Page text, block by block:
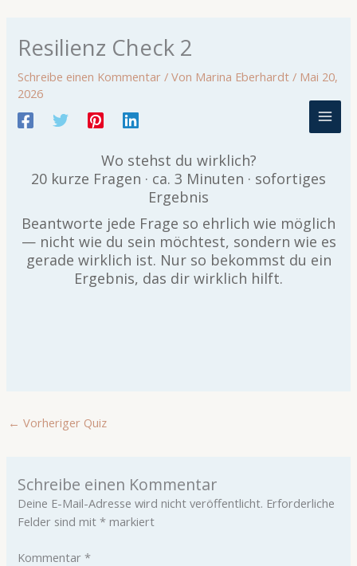
InhaltResilienz Check 2
Schreibe einen Kommentar / Von Marina Eberhardt/ Mai 20,
2026
Wo stehst du wirklich?
20 kurze Fragen · ca. 3 Minuten · sofortiges
Ergebnis
Beantworte jede Frage so ehrlich wie möglich
— nicht wie du sein möchtest, sondern wie es
gerade wirklich ist. Nur so bekommst du ein
Ergebnis, das dir wirklich hilft.
← Vorheriger Quiz
Schreibe einen Kommentar
Deine E-Mail-Adresse wird nicht veröffentlicht. Erforderliche
Felder sind mit* markiert
Kommentar*